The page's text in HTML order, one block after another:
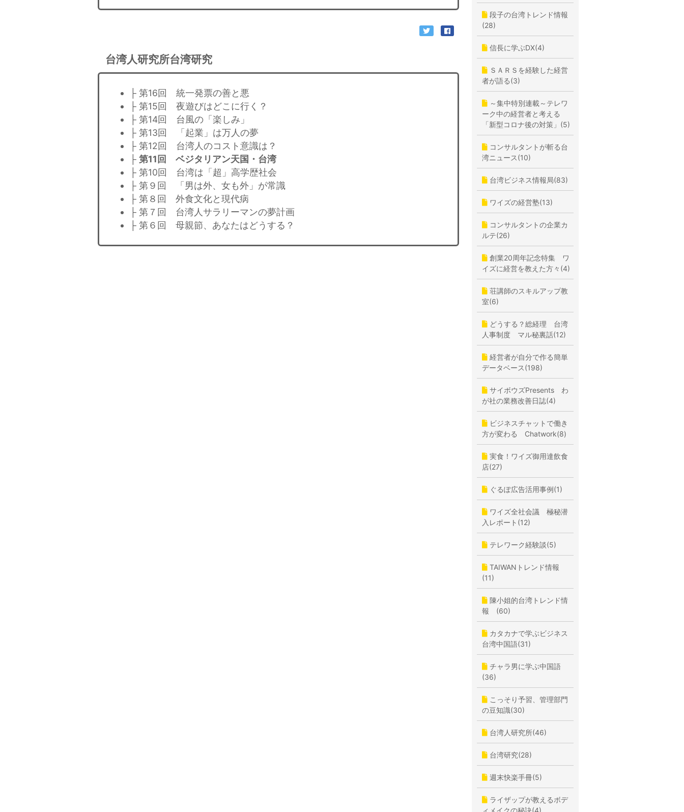
台湾人研究所台湾研究
├ 第16回 統一発票の善と悪
├ 第15回 夜遊びはどこに行く？
├ 第14回 台風の「楽しみ」
├ 第13回 「起業」は万人の夢
├ 第12回 台湾人のコスト意識は？
├ 第11回 ベジタリアン天国・台湾
├ 第10回 台湾は「超」高学歴社会
├ 第９回 「男は外、女も外」が常識
├ 第８回 外食文化と現代病
├ 第７回 台湾人サラリーマンの夢計画
├ 第６回 母親節、あなたはどうする？
段子の台湾トレンド情報
(28)
信長に学ぶDX(4)
ＳＡＲＳを経験した経営
者が語る(3)
～集中特別連載～テレワ
ーク中の経営者と考える
「新型コロナ後の対策」(5)
コンサルタントが斬る台
湾ニュース(10)
台湾ビジネス情報局(83)
ワイズの経営塾(13)
コンサルタントの企業カ
ルテ(26)
創業20周年記念特集 ワ
イズに経営を教えた方々(4)
荘講師のスキルアップ教
室(6)
どうする？総経理 台湾
人事制度 マル秘裏話(12)
経営者が自分で作る簡単
データベース(198)
サイボウズPresents わ
が社の業務改善日誌(4)
ビジネスチャットで働き
方が変わる Chatwork(8)
実食！ワイズ御用達飲食
店(27)
ぐるぽ広告活用事例(1)
ワイズ全社会議 極秘潜
入レポート(12)
テレワーク経験談(5)
TAIWANトレンド情報
(11)
陳小姐的台湾トレンド情
報 (60)
カタカナで学ぶビジネス
台湾中国語(31)
チャラ男に学ぶ中国語
(36)
こっそり予習、管理部門
の豆知識(30)
台湾人研究所(46)
台湾研究(28)
週末快楽手冊(5)
ライザップが教えるボデ
ィメイクの秘訣(4)